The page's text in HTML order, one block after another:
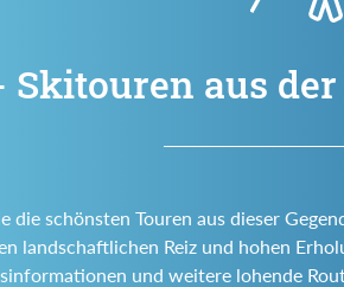
Skitouren aus
die schönsten Touren aus dieser
landschaftlichen Reiz und hohen
und weitere lohende